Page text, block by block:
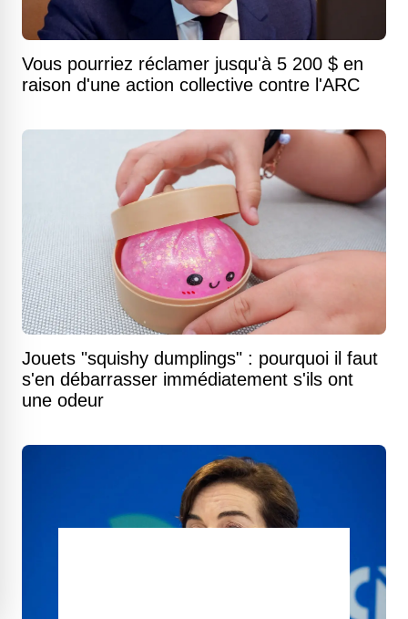
Vous pourriez réclamer jusqu'à 5 200 $ en
raison d'une action collective contre l'ARC
Jouets "squishy dumplings" : pourquoi il faut
s'en débarrasser immédiatement s'ils ont
une odeur